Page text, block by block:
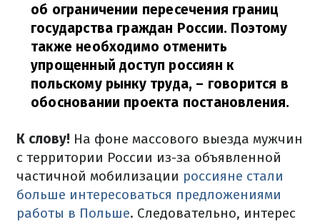
об ограничении пересечения границ
государства граждан России. Поэтому
также необходимо отменить
упрощенный доступ россиян к
польскому рынку труда, – говорится в
обосновании проекта постановления.
К слову! На фоне массового выезда мужчин
с территории России из-за объявленной
частичной мобилизации россияне стали
больше интересоваться предложениями
работы в Польше. Следовательно, интерес